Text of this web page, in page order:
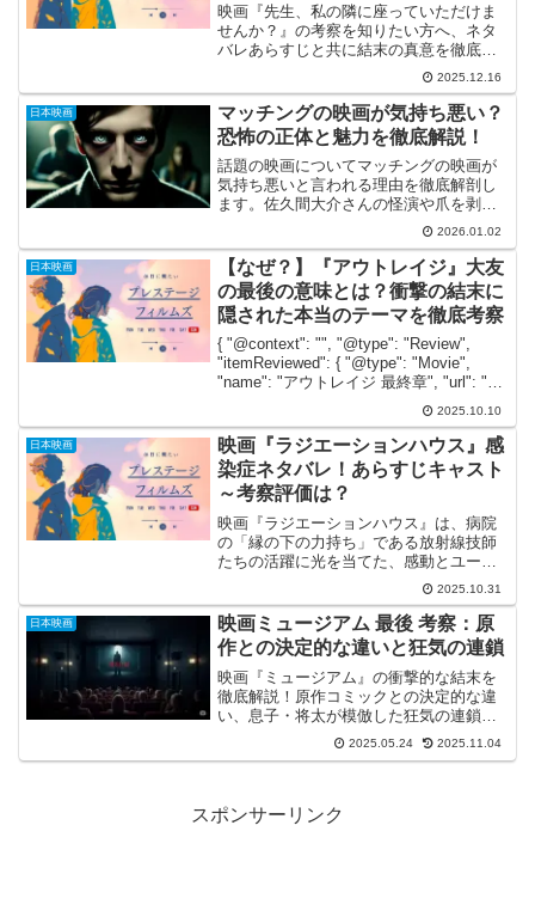
映画『先生、私の隣に座っていただけま
せんか？』の考察を知りたい方へ、ネタ
バレあらすじと共に結末の真意を徹底解
説します。怖いと話題のラストや実話説
など、『先生、私の隣に座っていただけ
ませんか？』に関する考察の決定版とし
て、複雑な心理戦と復讐の意味を深く掘
り下げてご紹介します。
2025.12.16
日本映画
マッチングの映画が気持ち悪い？
恐怖の正体と魅力を徹底解説！
話題の映画についてマッチングの映画が
気持ち悪いと言われる理由を徹底解剖し
ます。佐久間大介さんの怪演や爪を剥ぐ
衝撃シーン、クリオネの比喩に隠された
恐怖をネタバレありで詳しく解説。マッ
チングの映画は気持ち悪いだけでなく、
なぜ面白いのか。2026年公開の続編情報
も網羅した決定版です。
2026.01.02
日本映画
【なぜ？】『アウトレイジ』大友
の最後の意味とは？衝撃の結末に
隠された本当のテーマを徹底考察
{ "@context": "", "@type": "Review",
"itemReviewed": { "@type": "Movie",
"name": "アウトレイジ 最終章", "url": "",
2025.10.10
日本映画
映画『ラジエーションハウス』感
染症ネタバレ！あらすじキャスト
～考察評価は？
映画『ラジエーションハウス』は、病院
の「縁の下の力持ち」である放射線技師
たちの活躍に光を当てた、感動とユーモ
アが満載の医療ドラマの劇場版です。彼
らは医師の診断を左右する“画像”を生み出
す専門家でありながら、患者や世間から
はその存在すら見えに...
2025.10.31
日本映画
映画ミュージアム 最後 考察：原
作との決定的な違いと狂気の連鎖
映画『ミュージアム』の衝撃的な結末を
徹底解説！原作コミックとの決定的な違
い、息子・将太が模倣した狂気の連鎖、
心因性光過敏症の真の意味まで、「映画
ミュージアム 最後 考察」の核心に迫りま
の疑問に答える詳細な「映画ミュージア
ム 最後 考察」記事です。
2025.05.24 2025.11.04
スポンサーリンク